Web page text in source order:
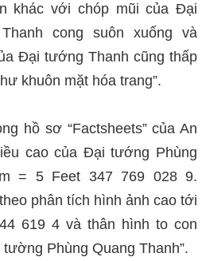
khác với chóp mũi của Đại
cong suôn xuống và
Đại tướng Thanh cũng thấp
khuôn mặt hóa trang”.
hồ sơ “Factsheets” của An
cao của Đại tướng Phùng
= 5 Feet 347 769 028 9.
phân tích hình ảnh cao tới
619 4 và thân hình to con
Phùng Quang Thanh”.